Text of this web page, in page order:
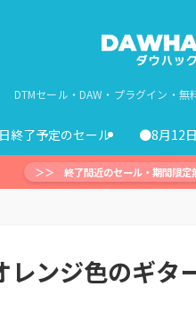
DTMセール・DAW・プラグイン・無
終了予定のセール ●8月12
＞＞ 終了間近のセール・期間限
ンジ色のギタ